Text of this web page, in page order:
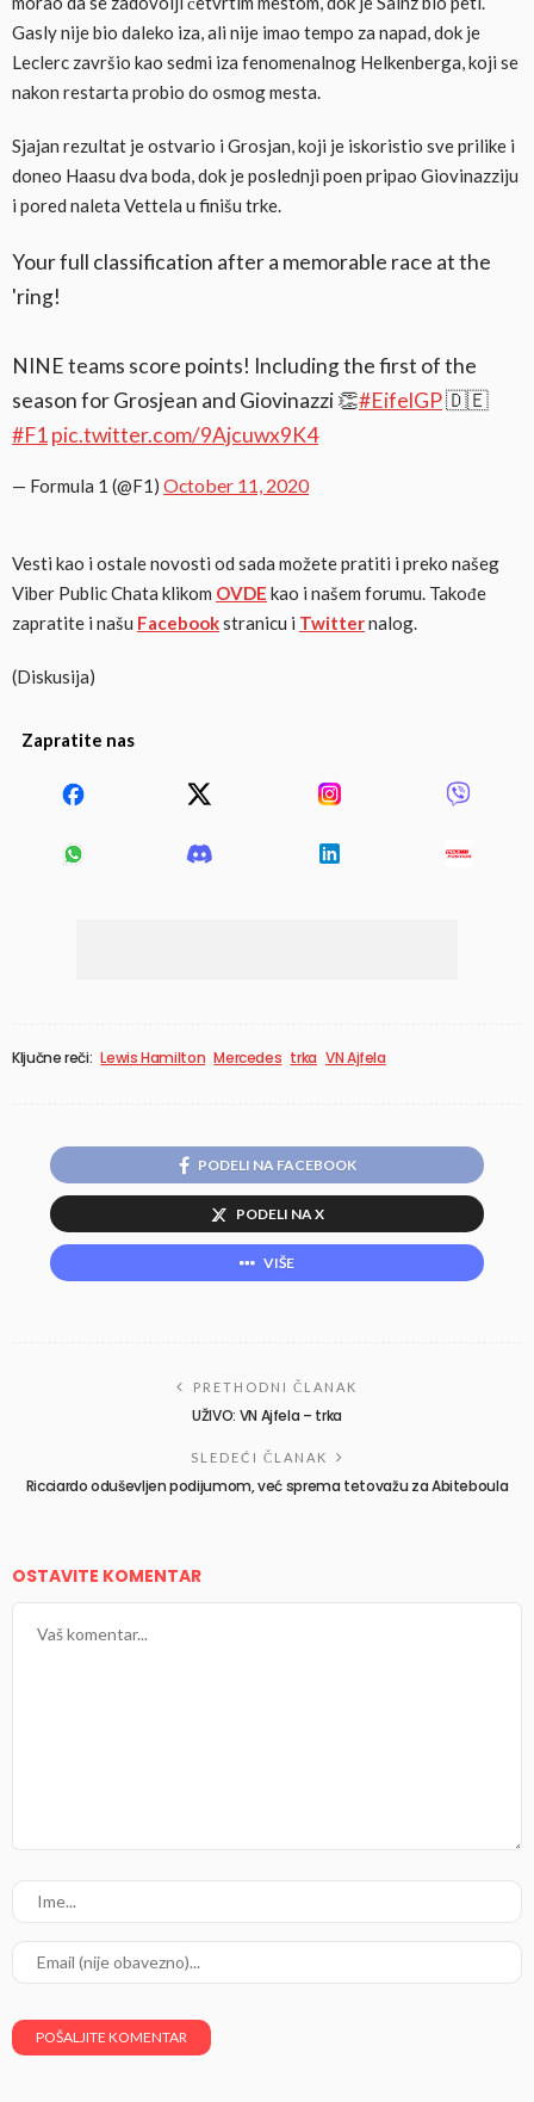
Gasly nije bio daleko iza, ali nije imao tempo za napad, dok je
Leclerc završio kao sedmi iza fenomenalnog Helkenberga, koji se
nakon restarta probio do osmog mesta.
Sjajan rezultat je ostvario i Grosjan, koji je iskoristio sve prilike i
doneo Haasu dva boda, dok je poslednji poen pripao Giovinazziju
i pored naleta Vettela u finišu trke.
Your full classification after a memorable race at the
'ring!
NINE teams score points! Including the first of the
season for Grosjean and Giovinazzi 👏#EifelGP🇩🇪
#F1pic.twitter.com/9Ajcuwx9K4
— Formula 1 (@F1) October 11, 2020
Vesti kao i ostale novosti od sada možete pratiti i preko našeg
Viber Public Chata klikom OVDE kao i našem forumu. Takođe
zapratite i našu Facebookstranicu i Twitternalog.
(Diskusija)
Zapratite nas
Ključne reči: Lewis Hamilton Mercedes trka VN Ajfela
PODELI NA FACEBOOK
PODELI NA X
VIŠE
PRETHODNI ČLANAK
UŽIVO: VN Ajfela – trka
SLEDEĆI ČLANAK
Ricciardo oduševljen podijumom, već sprema tetovažu za Abiteboula
OSTAVITE KOMENTAR